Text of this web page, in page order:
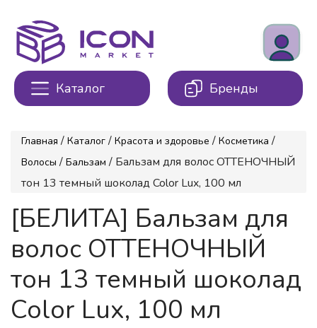
Каталог Бренды
Главная / Каталог / Красота и здоровье / Косметика /
Волосы / Бальзам / Бальзам для волос ОТТЕНОЧНЫЙ
тон 13 темный шоколад Color Lux, 100 мл
[БЕЛИТА] Бальзам для
волос ОТТЕНОЧНЫЙ
тон 13 темный шоколад
Color Lux, 100 мл